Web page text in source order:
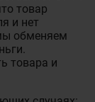
товар
и нет
обменяем
товара и